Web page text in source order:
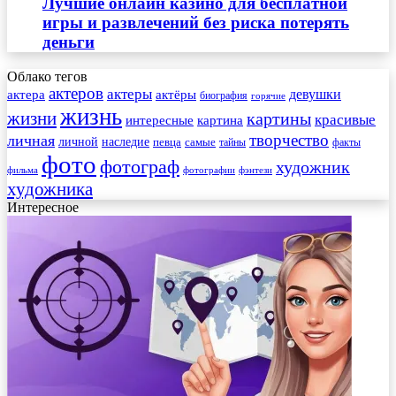
игры и развлечений без риска потерять
деньги
Облако тегов
актера актеров актеры актёры биография горячие девушки
жизнижизнь интересные картина картины красивые
личная личной наследие певца самые тайны творчество факты
фильма фото фотограф фотографии фэнтези художник
художника
Интересное